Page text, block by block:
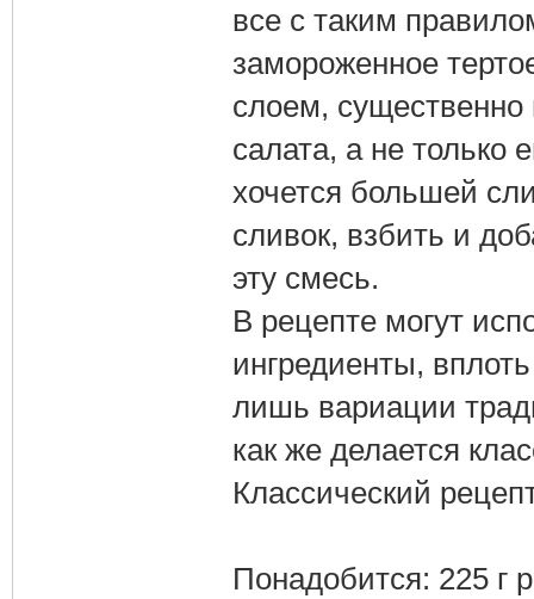
все с таким
замороженное
слоем,
салата, а не только
хочется большей
сливок, взбить и
эту смесь.
В рецепте могут
ингредиенты,
лишь вариации
как же делается
Классический
Понадобится: 225 г